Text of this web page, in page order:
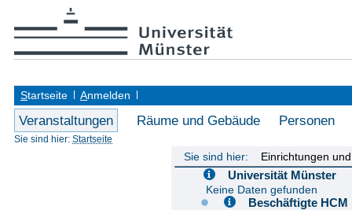
Startseite Anmelden
Veranstaltungen Räume und Gebäude Personen
Sie sind hier: Startseite
Sie sind hier: Einrichtungen
Universität Münster
Keine Daten gefunden
Beschäftigte